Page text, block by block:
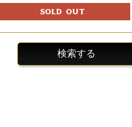
SOLD OUT
検索する